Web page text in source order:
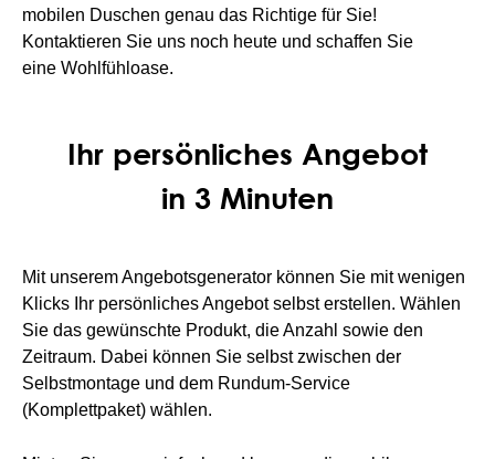
mobilen Duschen genau das Richtige für Sie!
Kontaktieren Sie uns noch heute und schaffen Sie
eine Wohlfühloase.
Ihr persönliches Angebot
in 3 Minuten
Mit unserem Angebotsgenerator können Sie mit wenigen
Klicks Ihr persönliches Angebot selbst erstellen. Wählen
Sie das gewünschte Produkt, die Anzahl sowie den
Zeitraum. Dabei können Sie selbst zwischen der
Selbstmontage und dem Rundum-Service
(Komplettpaket) wählen.